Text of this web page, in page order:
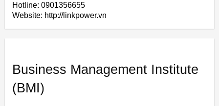
Hotline: 0901356655
Website: http://linkpower.vn
Business Management Institute
(BMI)